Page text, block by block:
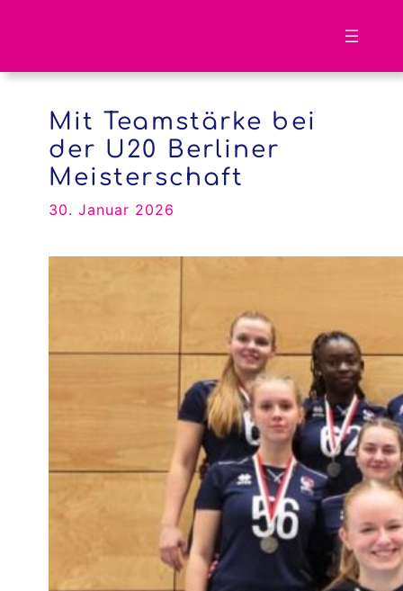
Mit Teamstärke bei
der U20 Berliner
Meisterschaft
30. Januar 2026